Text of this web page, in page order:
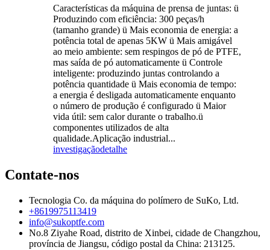
Características da máquina de prensa de juntas: ü
Produzindo com eficiência: 300 peças/h
(tamanho grande) ü Mais economia de energia: a
potência total de apenas 5KW ü Mais amigável
ao meio ambiente: sem respingos de pó de PTFE,
mas saída de pó automaticamente ü Controle
inteligente: produzindo juntas controlando a
potência quantidade ü Mais economia de tempo:
a energia é desligada automaticamente enquanto
o número de produção é configurado ü Maior
vida útil: sem calor durante o trabalho.ü
componentes utilizados de alta
qualidade.Aplicação industrial...
investigaçãodetalhe
Contate-nos
Tecnologia Co. da máquina do polímero de SuKo, Ltd.
+8619975113419
info@sukoptfe.com
No.8 Ziyahe Road, distrito de Xinbei, cidade de Changzhou,
província de Jiangsu, código postal da China: 213125.